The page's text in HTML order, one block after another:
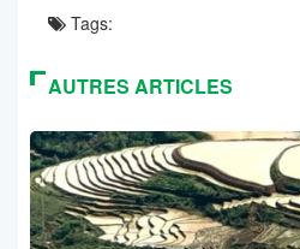
Tags:
AUTRES ARTICLES